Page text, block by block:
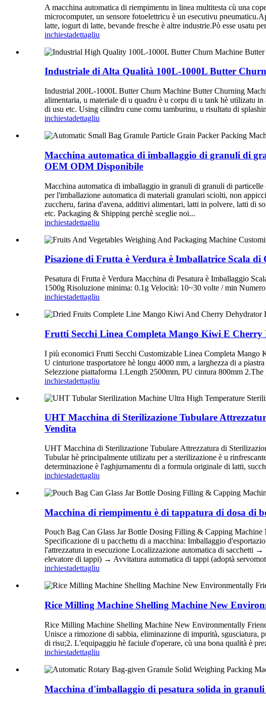
A macchina automatica di riempimentu in linea multitesta cù una
microcomputer, un sensore fotoelettricu è un esecutivu
latte, iogurt di latte, bevande fresche è altre industrie.Pò esse usatu
inchiestadettagliu
Industriale di Alta Qualità 100L-1000L Butter
Industrial 200L-1000L Butter Churn Machine Butter Churning
alimentaria, u materiale di u quadru è u corpu di u tank hè utilizatu
di usu etc. Using cilindru cune comu tamburinu, u risultatu di
inchiestadettagliu
Macchina automatica di imballaggio di granuli di
OEM ODM Disponibile
Macchina automatica di imballaggio in granuli di granuli di
per l'imballazione automatica di materiali granulari sciolti, non
zuccheru, farina d'avena, additivi alimentari, latti in polvere, latti di
etc. Packaging & Shipping perchè sceglie noi...
inchiestadettagliu
Pisazione di Frutta è Verdura è Imballatrice Scala
Pesatura di Frutta è Verdura Macchina di Pesatura è Imballaggio
1500g Risoluzione minima: 0.1g Velocità: 10~30 volte / min
inchiestadettagliu
Frutti Secchi Linea Completa Mango Kiwi E
I più economici Frutti Secchi Customizable Linea Completa
U cinturione trasportatore hè longu 4000 mm, a larghezza di a
Selezzione piattaforma 1.Length 2500mm, PU cintura 800mm
inchiestadettagliu
UHT Macchina di Sterilizazione Tubulare
Vendita
UHT Macchina di Sterilizazione Tubulare Attrezzatura di
Tubular hè principalmente utilizatu per a sterilizazione è u
determinazione è l'aghjurnamentu di a formula originale di latti,
inchiestadettagliu
Macchina di riempimentu è di tappatura di dosa di
Pouch Bag Can Glass Jar Bottle Dosing Filling & Capping
Specificazione di u pacchettu di a macchina: Imballaggio
l'attrezzatura in esecuzione Localizzazione automatica di sacchetti
elevatore di tappi) → Avvitatura automatica di tappi (adoptà
inchiestadettagliu
Rice Milling Machine Shelling Machine New
Rice Milling Machine Shelling Machine New Environmentally
Unisce a rimozione di sabbia, eliminazione di impurità,
di risu;2. L'equipaggiu hè faciule d'operare, cù una bona qualità è
inchiestadettagliu
Macchina d'imballaggio di pesatura solida in